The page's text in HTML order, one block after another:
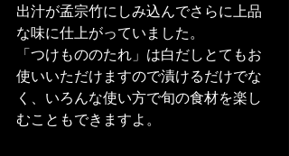
出汁が孟宗竹にしみ込んでさらに上品
な味に仕上がっていました。
「つけもののたれ」は白だしとてもお
使いいただけますので漬けるだけでな
く、いろんな使い方で旬の食材を楽し
むこともできますよ。